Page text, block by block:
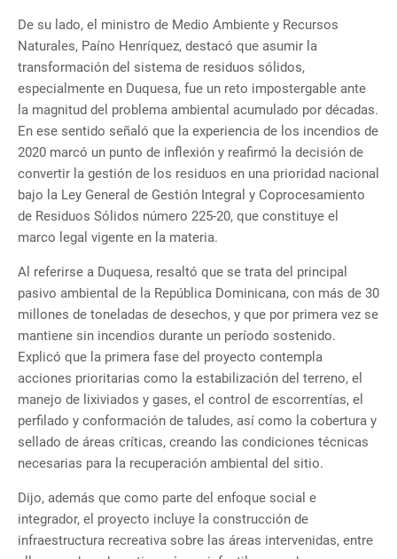
De su lado, el ministro de Medio Ambiente y Recursos
Naturales, Paíno Henríquez, destacó que asumir la
transformación del sistema de residuos sólidos,
especialmente en Duquesa, fue un reto impostergable ante
la magnitud del problema ambiental acumulado por décadas.
En ese sentido señaló que la experiencia de los incendios de
2020 marcó un punto de inflexión y reafirmó la decisión de
convertir la gestión de los residuos en una prioridad nacional
bajo la Ley General de Gestión Integral y Coprocesamiento
de Residuos Sólidos número 225-20, que constituye el
marco legal vigente en la materia.
Al referirse a Duquesa, resaltó que se trata del principal
pasivo ambiental de la República Dominicana, con más de 30
millones de toneladas de desechos, y que por primera vez se
mantiene sin incendios durante un período sostenido.
Explicó que la primera fase del proyecto contempla
acciones prioritarias como la estabilización del terreno, el
manejo de lixiviados y gases, el control de escorrentías, el
perfilado y conformación de taludes, así como la cobertura y
sellado de áreas críticas, creando las condiciones técnicas
necesarias para la recuperación ambiental del sitio.
Dijo, además que como parte del enfoque social e
integrador, el proyecto incluye la construcción de
infraestructura recreativa sobre las áreas intervenidas, entre